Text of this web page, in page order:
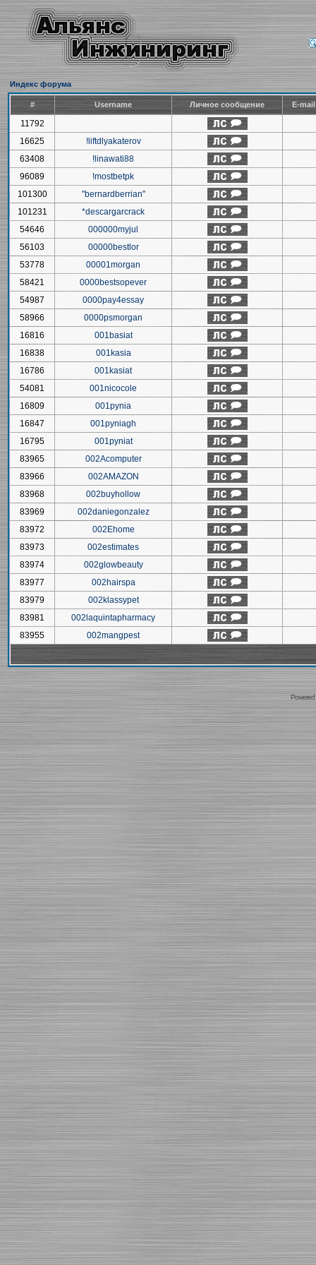
Индекс форума
# Username Личное сообщение E-
11792
16625
!liftdlyakaterov
63408
!linawati88
96089
!mostbetpk
101300
"bernardberrian"
101231
*descargarcrack
54646
000000myjul
56103
00000bestlor
53778
00001morgan
58421
0000bestsopever
54987
0000pay4essay
58966
0000psmorgan
16816
001basiat
16838
001kasia
16786
001kasiat
54081
001nicocole
16809
001pynia
16847
001pyniagh
16795
001pyniat
83965
002Acomputer
83966
002AMAZON
83968
002buyhollow
83969
002daniegonzalez
83972
002Ehome
83973
002estimates
83974
002glowbeauty
83977
002hairspa
83979
002klassypet
83981
002laquintapharmacy
83955
002mangpest